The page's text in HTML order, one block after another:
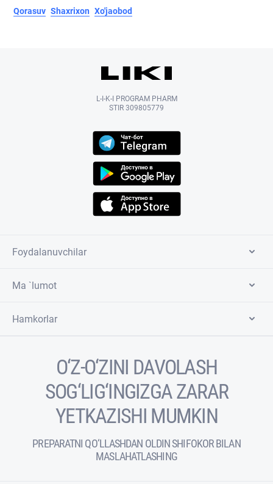
Qorasuv Shaxrixon Xo'jaobod
L-I-K-I PROGRAM PHARM
STIR 309805779
Foydalanuvchilar
Ma `lumot
Hamkorlar
O‘Z-O‘ZINI DAVOLASH
SOG‘LIG‘INGIZGA ZARAR
YETKAZISHI MUMKIN
PREPARATNI QO‘LLASHDAN OLDIN SHIFOKOR BILAN
MASLAHATLASHING